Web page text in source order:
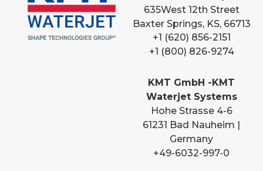
635West 12th Street
Baxter Springs, KS, 66713
+1 (620) 856-2151
+1 (800) 826-9274
KMT GmbH -KMT
Waterjet Systems
Hohe Strasse 4-6
61231 Bad Nauheim |
Germany
+49-6032-997-0